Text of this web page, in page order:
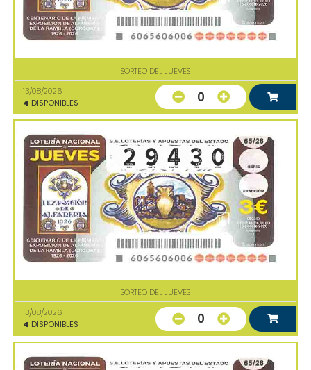
SORTEO DEL JUEVES
13/08/2026
4 DISPONIBLES 0
SORTEO DEL JUEVES
13/08/2026
4 DISPONIBLES 0